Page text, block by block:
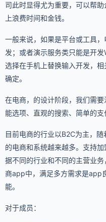
司此时显得尤为重要，可以帮
上浪费时间和金钱。
一般来说，如果是平台或工具
发；或者演示服务类只能是开
选择在手机上替换输入开发，
确定。
在电商，的设计阶段，我们需
能选项、直观的搜索、简单的支
目前电商的行业以B2C为主，
的电商和系统越来越多。支持
据不同的行业和不同的主营业
商app中，满足多方需求是app
能。
对于成员：